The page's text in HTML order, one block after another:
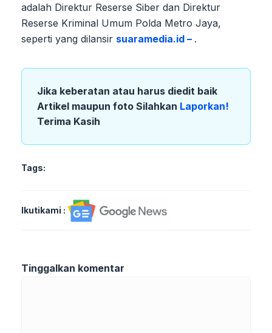
adalah Direktur Reserse Siber dan Direktur
Reserse Kriminal Umum Polda Metro Jaya,
seperti yang dilansir suaramedia.id – .
Jika keberatan atau harus diedit baik
Artikel maupun foto Silahkan Laporkan!
Terima Kasih
Tags:
Ikutikami :
Tinggalkan komentar